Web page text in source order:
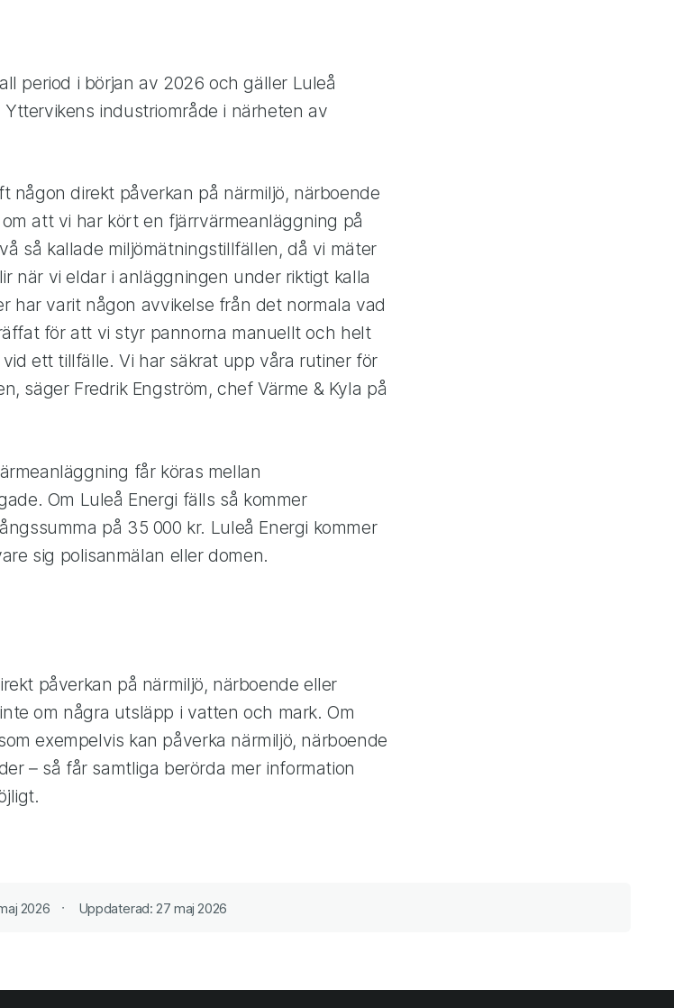
period i början av 2026 och gäller Luleå
industriområde i närheten av
någon direkt påverkan på närmiljö, närboende
att vi har kört en fjärrvärmeanläggning på
så kallade miljömätningstillfällen, då vi mäter
när vi eldar i anläggningen under riktigt kalla
har varit någon avvikelse från det normala vad
för att vi styr pannorna manuellt och helt
ett tillfälle. Vi har säkrat upp våra rutiner för
säger Fredrik Engström, chef Värme & Kyla på
får köras mellan
Om Luleå Energi fälls så kommer
på 35 000 kr. Luleå Energi kommer
sig polisanmälan eller domen.
påverkan på närmiljö, närboende eller
om några utsläpp i vatten och mark. Om
exempelvis kan påverka närmiljö, närboende
– så får samtliga berörda mer information
2026 Uppdaterad: 27 maj 2026